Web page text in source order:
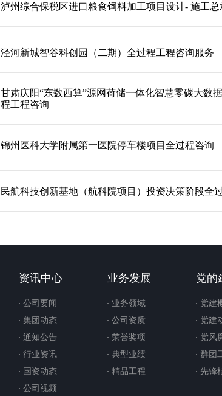
泸州综合保税区进口粮食饲料加工项目设计- 施工总
泾河新城智谷科创园（二期）全过程工程咨询服务
甘肃庆阳“东数西算”源网荷储一体化智慧零碳大数
程工程咨询
锦州医科大学附属第一医院停车楼项目全过程咨询
民航科技创新基地（航科院项目）投资决策阶段全
资讯中心
公司要闻
集团动态
通知公告
行业资讯
国资动态
公司视频
业务发展
业务领域
公司资质
荣誉奖项
典型业绩
精品工程
党的
党建
党建
党风
群团
先锋